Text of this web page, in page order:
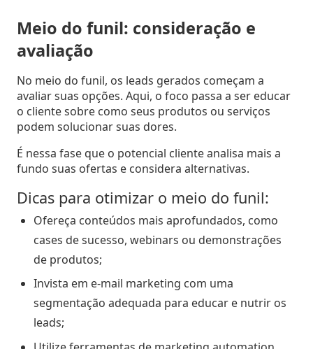
Inteligência
Big
Data
Meio do funil: consideração e
avaliação
No meio do funil, os leads gerados começam a
avaliar suas opções. Aqui, o foco passa a ser educar
o cliente sobre como seus produtos ou serviços
podem solucionar suas dores.
É nessa fase que o potencial cliente analisa mais a
fundo suas ofertas e considera alternativas.
Dicas para otimizar o meio do funil:
Ofereça conteúdos mais aprofundados, como
cases de sucesso, webinars ou demonstrações
de produtos;
Invista em e-mail marketing com uma
segmentação adequada para educar e nutrir os
leads;